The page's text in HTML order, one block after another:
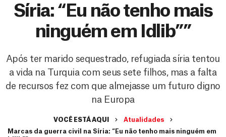
Síria: “Eu não tenho mais
ninguém em Idlib””
Após ter marido sequestrado, refugiada síria tentou
a vida na Turquia com seus sete filhos, mas a falta
de recursos fez com que almejasse um futuro digno
na Europa
VOCÊ ESTÁ AQUI
Atualidades
Marcas da guerra civil na Síria: “Eu não tenho mais ninguém em